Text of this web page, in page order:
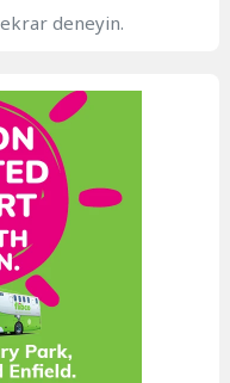
deneyin.